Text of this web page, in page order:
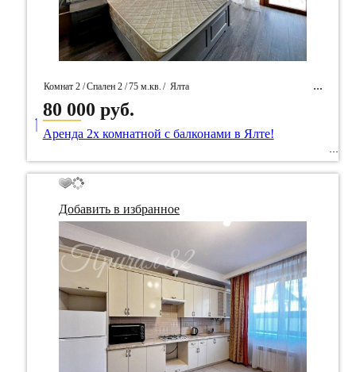
Комнат 2 /Спален 2 /75 м.кв. / Ялта
/ Идентификатор собственность 92950
80 000 руб.
____
Аренда 2х комнатной с балконами в Ялте!
Добавить в избранное